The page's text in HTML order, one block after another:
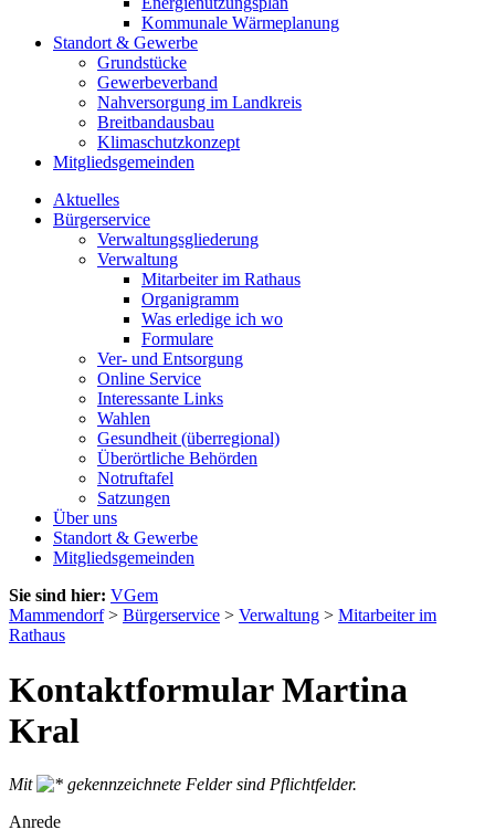
Kommunale Wärmeplanung
Standort & Gewerbe
Grundstücke
Gewerbeverband
Nahversorgung im Landkreis
Breitbandausbau
Klimaschutzkonzept
Mitgliedsgemeinden
Aktuelles
Bürgerservice
Verwaltungsgliederung
Verwaltung
Mitarbeiter im Rathaus
Organigramm
Was erledige ich wo
Formulare
Ver- und Entsorgung
Online Service
Interessante Links
Wahlen
Gesundheit (überregional)
Überörtliche Behörden
Notruftafel
Satzungen
Über uns
Standort & Gewerbe
Mitgliedsgemeinden
Sie sind hier: VGem
Mammendorf> Bürgerservice > Verwaltung > Mitarbeiter im
Rathaus
Kontaktformular Martina
Kral
Mit
gekennzeichnete Felder sind Pflichtfelder.
Anrede